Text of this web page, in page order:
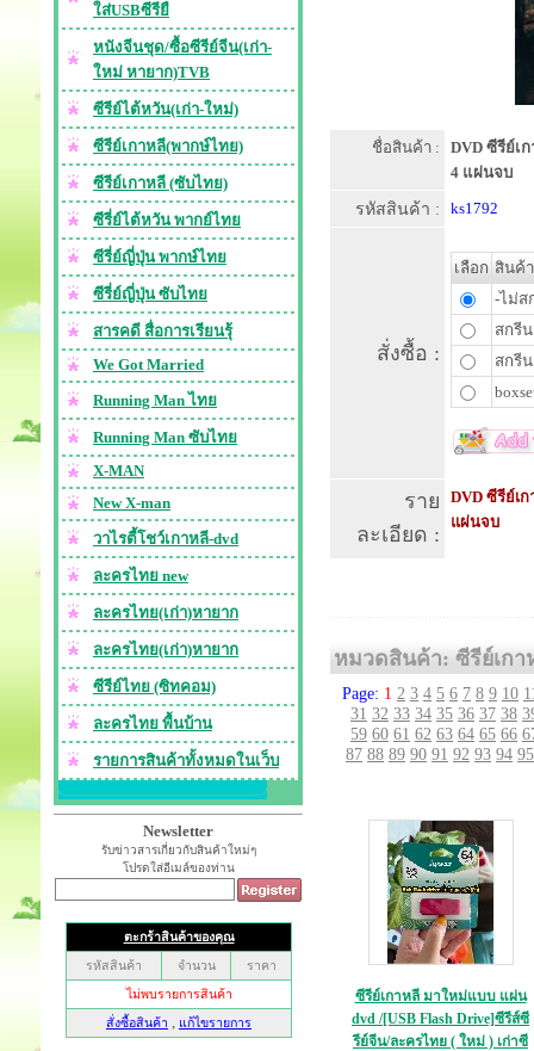
ใส่USBซีรียื
หนังจีนชุด/ซื้อซีรีย์จีน(เก่า-
ใหม่ หายาก)TVB
ซีรีย์ไต้หวัน(เก่า-ใหม่)
ซีรีย์เกาหลี(พากษ์ไทย)
ซีรีย์เกาหลี (ซับไทย)
ซีรี่ย์ไต้หวัน พากย์ไทย
ซีรี่ย์ญี่ปุ่น พากษ์ไทย
ซีรี่ย์ญี่ปุ่น ซับไทย
สารคดี สื่อการเรียนรุ้
We Got Married
Running Man ไทย
Running Man ซับไทย
X-MAN
New X-man
วาไรตี้โชว์เกาหลี-dvd
ละครไทย new
ละครไทย(เก่า)หายาก
ละครไทย(เก่า)หายาก
ซีรีย์ไทย (ซิทคอม)
ละครไทย พื้นบ้าน
รายการสินค้าทั้งหมดในเว็บ
Newsletter
รับข่าวสารเกี่ยวกับสินค้าใหม่ๆ
โปรดใส่อีเมล์ของท่าน
ชื่อสินค้า :
DVD ซีรีย์เ
4 แผ่นจบ
รหัสสินค้า : ks1792
สั่งซื้อ :
เลือก สินค้า
-ไม่ส
สกรี
สกรี
ราย
ละเอียด :
DVD ซีรีย์เก
แผ่นจบ
หมวดสินค้า: ซีรีย์เกา
Page: 1 2 3 4 5 6 7 8 9 10
31 32 33 34 35 36 37 38
59 60 61 62 63 64 65 66
87 88 89 90 91 92 93 94 95
ซีรีย์เกาหลี มาใหม่แบบ แผ่น
dvd /[USB Flash Drive]ซีรีส์ซี
รีย์จีน/ละครไทย ( ใหม่ ) เก่าซี